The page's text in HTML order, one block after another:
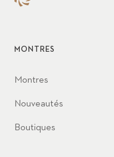
MONTRES
Montres
Nouveautés
Boutiques